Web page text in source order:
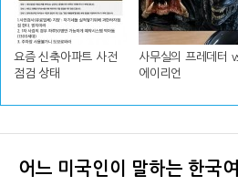
요즘 신축아파트 사전
점검 상태
사무실의 프레데터
에이리언
어느 미국인이 말하는 한국